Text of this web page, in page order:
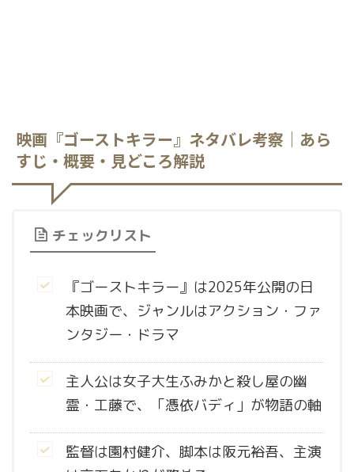
映画『ゴーストキラー』ネタバレ考察｜あら
すじ・概要・見どころ解説
チェックリスト
『ゴーストキラー』は2025年公開の日
本映画で、ジャンルはアクション・ファ
ンタジー・ドラマ
主人公は女子大生ふみかと殺し屋の幽
霊・工藤で、「憑依バディ」が物語の軸
監督は園村健介、脚本は阪元裕吾、主演